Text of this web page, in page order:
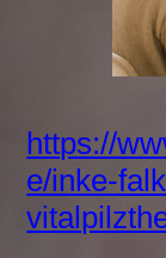
https://
e/inke-